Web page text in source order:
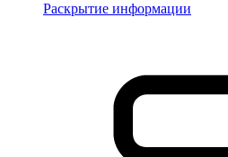
Раскрытие информации